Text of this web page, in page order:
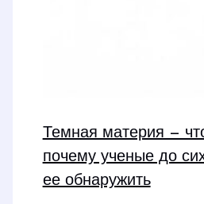
Темная материя —
почему ученые до
ее обнаружить